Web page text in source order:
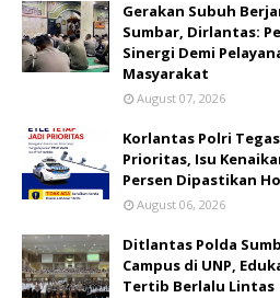
Gerakan Subuh
Sumbar, Dirlantas:
Sinergi Demi
Masyarakat
August 07, 2026
Korlantas Polri
Prioritas, Isu
Persen Dipastikan
August 06, 2026
Ditlantas Polda
Campus di UNP,
Tertib Berlalu Lintas